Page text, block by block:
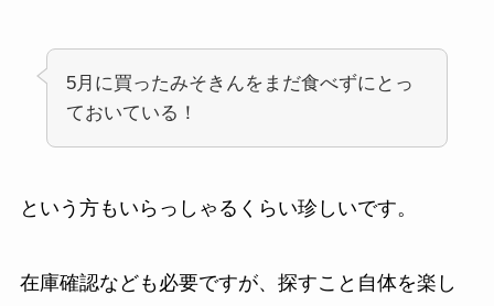
5月に買ったみそきんをまだ食べずにとっ
ておいている！
という方もいらっしゃるくらい珍しいです。
在庫確認なども必要ですが、探すこと自体を楽し